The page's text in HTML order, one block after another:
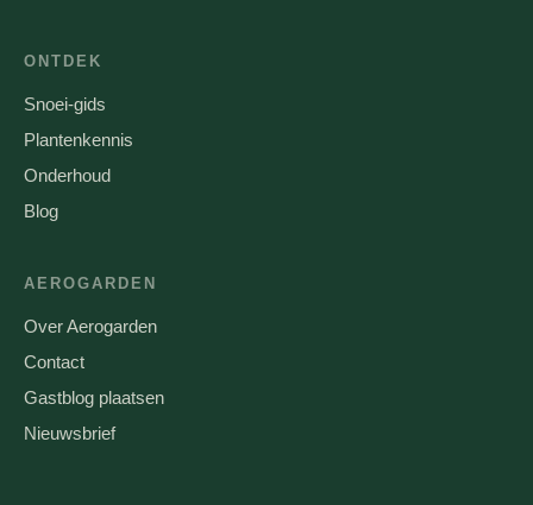
ONTDEK
Snoei-gids
Plantenkennis
Onderhoud
Blog
AEROGARDEN
Over Aerogarden
Contact
Gastblog plaatsen
Nieuwsbrief